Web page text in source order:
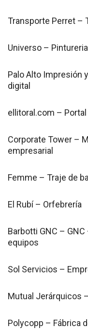
Transporte Perret –
Universo – Pintureria
Palo Alto Impresión
digital
ellitoral.com –
Corporate Tower –
empresarial
Femme – Traje de
El Rubí – Orfebrería
Barbotti GNC –
equipos
Sol Servicios –
Mutual Jerárquicos
Polycopp – Fábrica